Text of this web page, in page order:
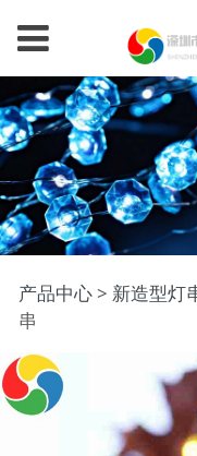
橡果造
LED铜线
产品中心> 新造型灯
串